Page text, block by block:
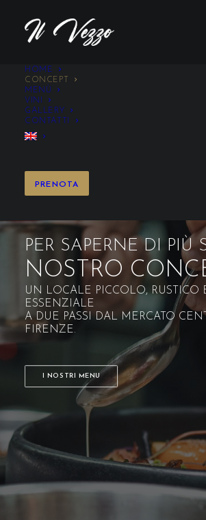
HOME
CONCEPT
MENÙ
VINI
GALLERY
CONTATTI
PRENOTA
PER SAPERNE DI PIÙ
NOSTRO
UN LOCALE PICCOLO, RUSTICO
ESSENZIALE
A DUE PASSI DAL MERCATO
FIRENZE.
I NOSTRI MENU